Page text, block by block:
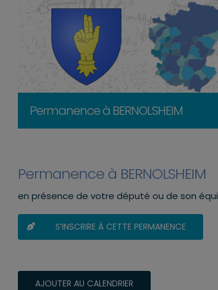
Permanence à BERNOLSHEIM
Permanence à BERNOLSHEIM
en présence de votre député ou de son
S’INSCRIRE À CETTE PERMANENCE
AJOUTER AU CALENDRIER